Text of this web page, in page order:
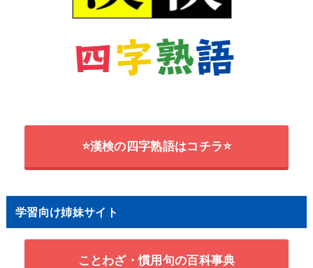
⭐漢検の四字熟語はコチラ⭐
学習向け姉妹サイト
ことわざ・慣用句の百科事典